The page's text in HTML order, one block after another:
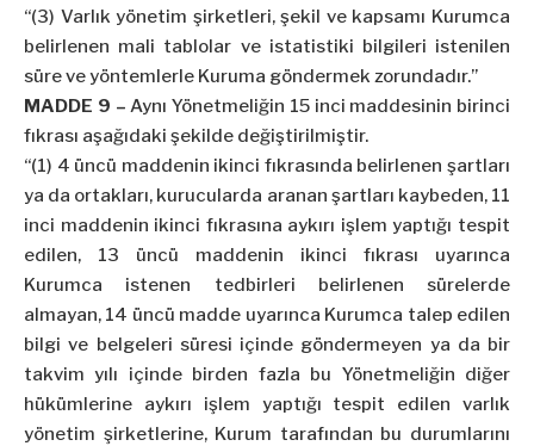
“(3) Varlık yönetim şirketleri, şekil ve kapsamı Kurumca
belirlenen mali tablolar ve istatistiki bilgileri istenilen
süre ve yöntemlerle Kuruma göndermek zorundadır.”
MADDE 9 –Aynı Yönetmeliğin 15 inci maddesinin birinci
fıkrası aşağıdaki şekilde değiştirilmiştir.
“(1) 4 üncü maddenin ikinci fıkrasında belirlenen şartları
ya da ortakları, kurucularda aranan şartları kaybeden, 11
inci maddenin ikinci fıkrasına aykırı işlem yaptığı tespit
edilen, 13 üncü maddenin ikinci fıkrası uyarınca
Kurumca istenen tedbirleri belirlenen sürelerde
almayan, 14 üncü madde uyarınca Kurumca talep edilen
bilgi ve belgeleri süresi içinde göndermeyen ya da bir
takvim yılı içinde birden fazla bu Yönetmeliğin diğer
hükümlerine aykırı işlem yaptığı tespit edilen varlık
yönetim şirketlerine, Kurum tarafından bu durumlarını